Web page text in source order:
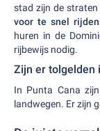
stad zijn de
voor te snel rijden
huren in de
rijbewijs nodig.
Zijn er tolgelden
In Punta Cana
landwegen. Er zijn